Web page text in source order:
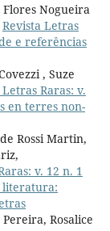
Nogueira
Revista Letras
e referências
, Suze
Raras: v.
en terres non-
Rossi Martin,
v. 12 n. 1
literatura:
Rosalice